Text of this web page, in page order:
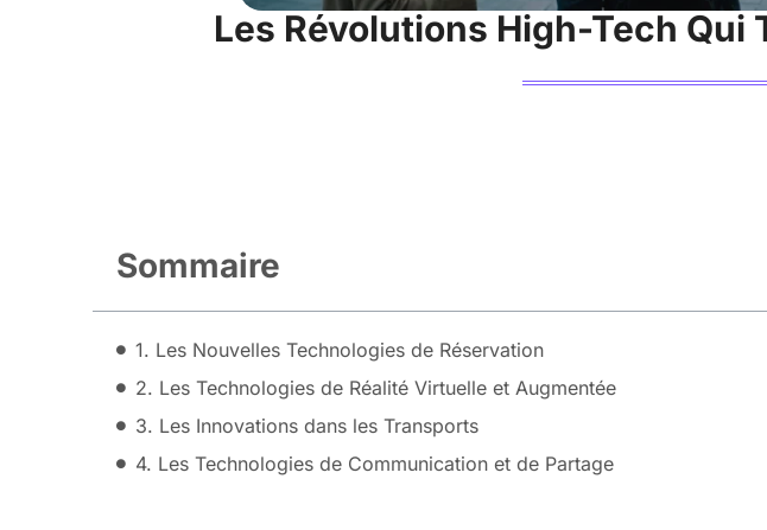
Les Révolutions High-Tech Qui
Sommaire
1. Les Nouvelles Technologies de Réservation
2. Les Technologies de Réalité Virtuelle et Augmentée
3. Les Innovations dans les Transports
4. Les Technologies de Communication et de Partage